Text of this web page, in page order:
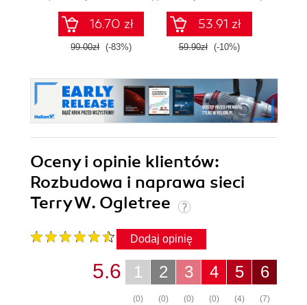
16.70 zł
99.00zł (-83%)
1 exam on your
first attempt
53.91 zł
59.90zł (-10%)
Oceny i opinie klientów:
Rozbudowa i naprawa sieci
Terry W. Ogletree
Dodaj opinię
6
(7)
5
(4)
4
(0)
3
(0)
2
(0)
1
(0)
5.6